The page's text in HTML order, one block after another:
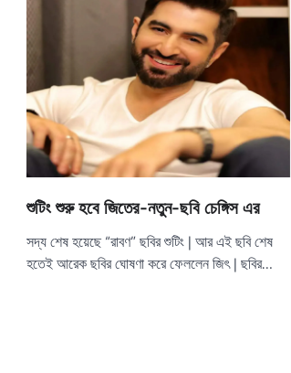
শুটিং শুরু হবে জিতের-নতুন-ছবি চেঙ্গিস এর
সদ্য শেষ হয়েছে “রাবণ” ছবির শুটিং | আর এই ছবি শেষ
হতেই আরেক ছবির ঘোষণা করে ফেললেন জিৎ | ছবির…